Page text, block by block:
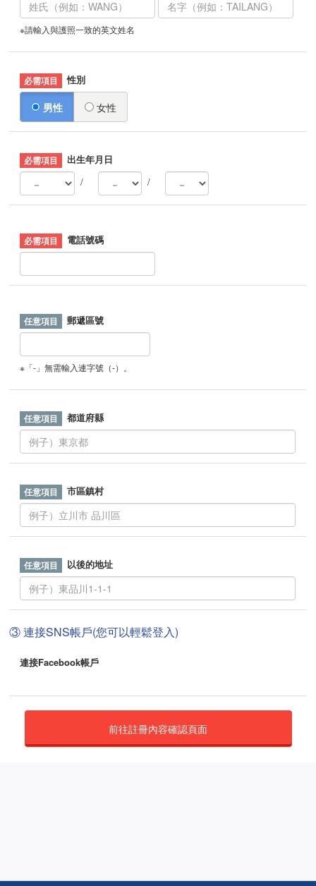
※請輸入與護照一致的英文姓名
性別
男性 女性
出生年月日
/
/
電話號碼
郵遞區號
※「-」無需輸入連字號（-）。
都道府縣
市區鎮村
以後的地址
③ 連接SNS帳戶(您可以輕鬆登入)
連接Facebook帳戶